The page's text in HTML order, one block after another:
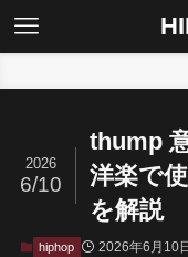
thump
洋楽で
を解説
2026
6/10
hiphop 2026年6月10日